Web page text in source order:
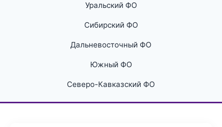
Уральский ФО
Сибирский ФО
Дальневосточный ФО
Южный ФО
Северо-Кавказский ФО